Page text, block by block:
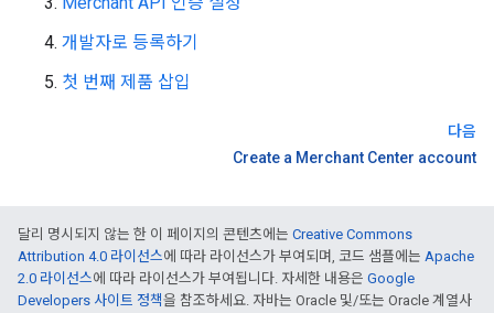
개발자로 등록하기
첫 번째 제품 삽입
다음
Create a Merchant Center account
달리 명시되지 않는 한 이 페이지의 콘텐츠에는 Creative Commons
Attribution 4.0 라이선스에 따라 라이선스가 부여되며, 코드 샘플에는 Apache
2.0 라이선스에 따라 라이선스가 부여됩니다. 자세한 내용은 Google
Developers 사이트 정책을 참조하세요. 자바는 Oracle 및/또는 Oracle 계열사